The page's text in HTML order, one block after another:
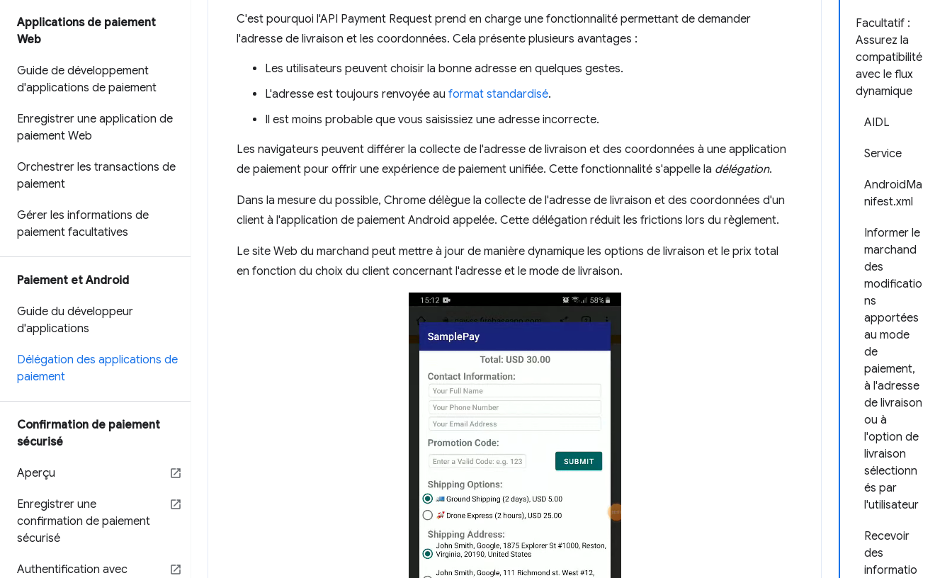
Applications de paiement
Web
Guide de développement
d'applications de paiement
Enregistrer une application de
paiement Web
Orchestrer les transactions de
paiement
Gérer les informations de
paiement facultatives
Paiement et Android
Guide du développeur
d'applications
Délégation des applications de
paiement
Confirmation de paiement
sécurisé
Aperçu
Enregistrer une
confirmation de paiement
sécurisé
Authentification avec
Facultatif :
Assurez la
compatibilité
avec le flux
dynamique
AIDL
Service
AndroidMa
nifest.xml
Informer le
marchand
des
modificatio
ns
apportées
au mode
de
paiement,
à l'adresse
de livraison
ou à
l'option de
livraison
sélectionn
és par
l'utilisateur
Recevoir
des
informatio
C'est pourquoi l'API Payment Request prend en charge une fonctionnalité permettant de demander
l'adresse de livraison et les coordonnées. Cela présente plusieurs avantages :
Les utilisateurs peuvent choisir la bonne adresse en quelques gestes.
L'adresse est toujours renvoyée au format standardisé.
Il est moins probable que vous saisissiez une adresse incorrecte.
Les navigateurs peuvent différer la collecte de l'adresse de livraison et des coordonnées à une application
de paiement pour offrir une expérience de paiement unifiée. Cette fonctionnalité s'appelle la délégation.
Dans la mesure du possible, Chrome délègue la collecte de l'adresse de livraison et des coordonnées d'un
client à l'application de paiement Android appelée. Cette délégation réduit les frictions lors du règlement.
Le site Web du marchand peut mettre à jour de manière dynamique les options de livraison et le prix total
en fonction du choix du client concernant l'adresse et le mode de livraison.